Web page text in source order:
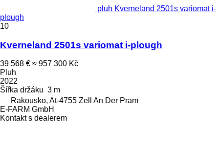
pluh Kverneland 2501s variomat i-
plough
10
Kverneland 2501s variomat i-plough
39 568 € ≈ 957 300 Kč
Pluh
2022
Šířka držáku 3 m
Rakousko, At-4755 Zell An Der Pram
E-FARM GmbH
Kontakt s dealerem